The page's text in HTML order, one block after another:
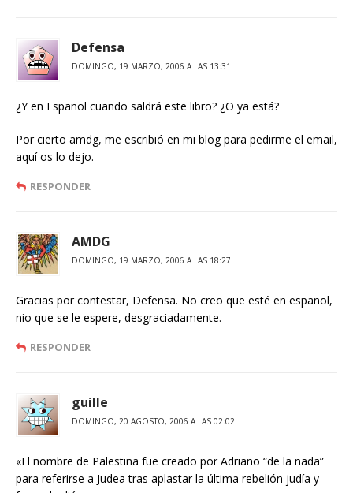
Defensa
DOMINGO, 19 MARZO, 2006 A LAS 13:31
¿Y en Español cuando saldrá este libro? ¿O ya está?
Por cierto amdg, me escribió en mi blog para pedirme el email,
aquí os lo dejo.
RESPONDER
AMDG
DOMINGO, 19 MARZO, 2006 A LAS 18:27
Gracias por contestar, Defensa. No creo que esté en español,
nio que se le espere, desgraciadamente.
RESPONDER
guille
DOMINGO, 20 AGOSTO, 2006 A LAS 02:02
«El nombre de Palestina fue creado por Adriano “de la nada”
para referirse a Judea tras aplastar la última rebelión judía y